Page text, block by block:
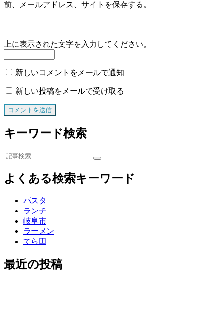
前、メールアドレス、サイトを保存する。
上に表示された文字を入力してください。
新しいコメントをメールで通知
新しい投稿をメールで受け取る
キーワード検索
よくある検索キーワード
パスタ
ランチ
岐阜市
ラーメン
てら田
最近の投稿